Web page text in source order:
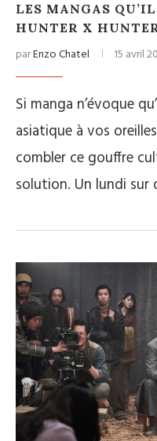
LES MANGAS
HUNTER X
parEnzo Chatel 15 avril
Si manga n’évoque
asiatique à vos
combler ce gouffre
solution. Un lundi sur